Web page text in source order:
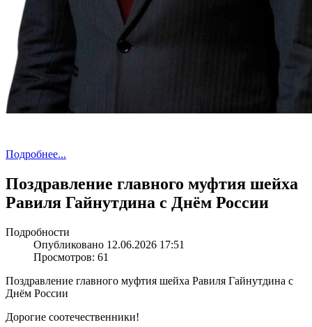
Подробнее...
Поздравление главного муфтия шейха
Равиля Гайнутдина с Днём России
Подробности
Опубликовано 12.06.2026 17:51
Просмотров: 61
Поздравление главного муфтия шейха Равиля Гайнутдина с
Днём России
Дорогие соотечественники!